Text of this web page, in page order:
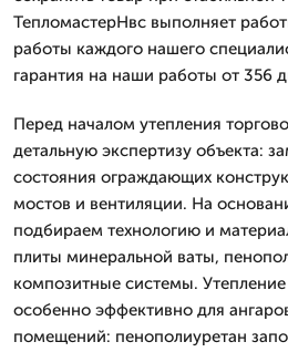
ТепломастерНвс выполняет
работы каждого нашего
гарантия на наши работы от 356
Перед началом утепления
детальную экспертизу объекта:
состояния ограждающих
мостов и вентиляции. На
подбираем технологию и
плиты минеральной ваты,
композитные системы. Утепление
особенно эффективно для
помещений: пенополиуретан